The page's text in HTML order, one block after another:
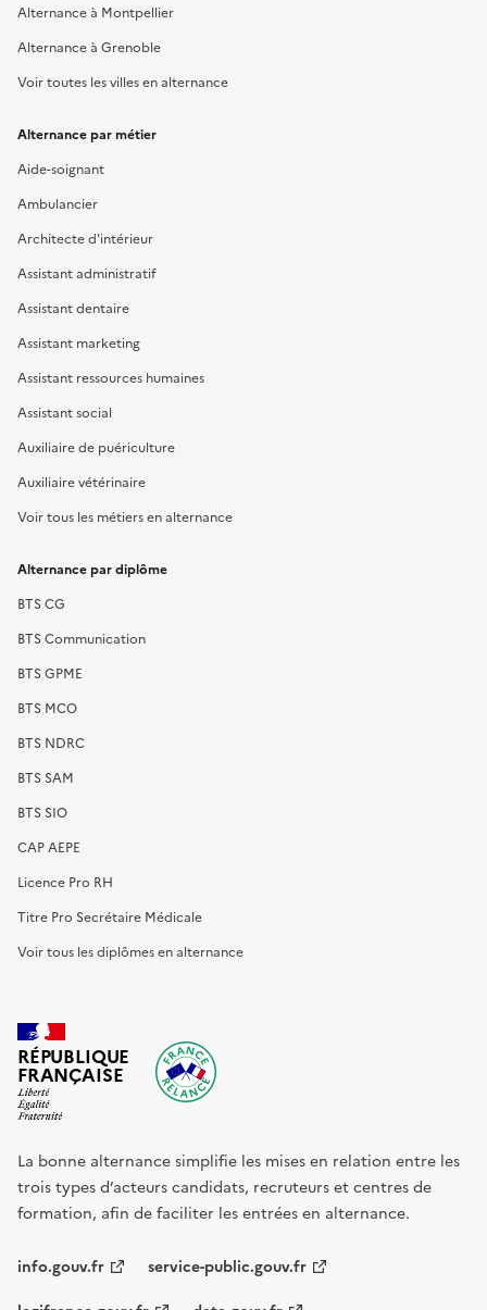
Alternance à Montpellier
Alternance à Grenoble
Voir toutes les villes en alternance
Alternance par métier
Aide-soignant
Ambulancier
Architecte d'intérieur
Assistant administratif
Assistant dentaire
Assistant marketing
Assistant ressources humaines
Assistant social
Auxiliaire de puériculture
Auxiliaire vétérinaire
Voir tous les métiers en alternance
Alternance par diplôme
BTS CG
BTS Communication
BTS GPME
BTS MCO
BTS NDRC
BTS SAM
BTS SIO
CAP AEPE
Licence Pro RH
Titre Pro Secrétaire Médicale
Voir tous les diplômes en alternance
RÉPUBLIQUE
FRANÇAISE
La bonne alternance simplifie les mises en relation entre les
trois types d’acteurs candidats, recruteurs et centres de
formation, afin de faciliter les entrées en alternance.
info.gouv.fr service-public.gouv.fr